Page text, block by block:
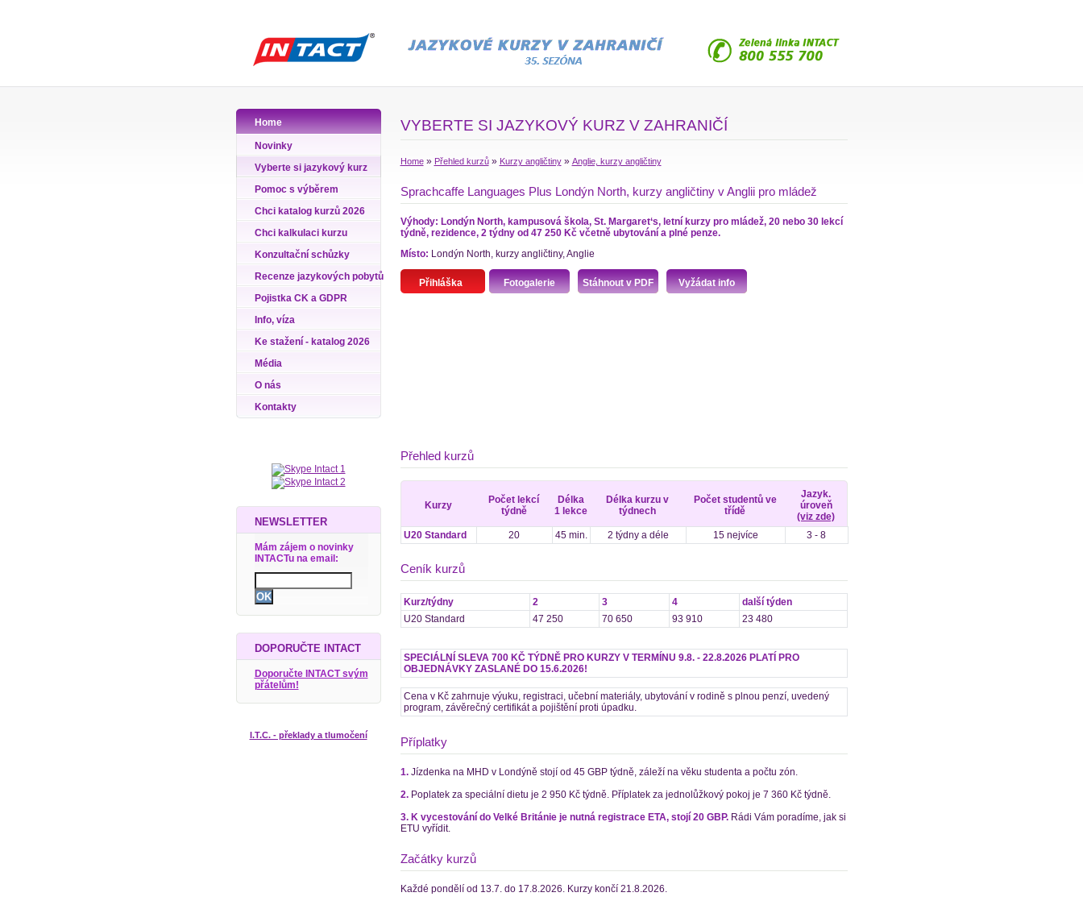
Home
Novinky
Vyberte si jazykový kurz
Pomoc s výběrem
Chci katalog kurzů 2026
Chci kalkulaci kurzu
Konzultační schůzky
Recenze jazykových pobytů
Pojistka CK a GDPR
Info, víza
Ke stažení - katalog 2026
Média
O nás
Kontakty
NEWSLETTER
Mám zájem o novinky
INTACTu na email:
DOPORUČTE INTACT
Doporučte INTACT svým
přátelům!
I.T.C. - překlady a tlumočení
VYBERTE SI JAZYKOVÝ KURZ V ZAHRANIČÍ
Home» Přehled kurzů» Kurzy angličtiny» Anglie, kurzy angličtiny
Sprachcaffe Languages Plus Londýn North, kurzy angličtiny v Anglii pro mládež
Výhody: Londýn North, kampusová škola, St. Margaret‘s, letní kurzy pro mládež, 20 nebo 30 lekcí
týdně, rezidence, 2 týdny od 47 250 Kč včetně ubytování a plné penze.
Místo: Londýn North, kurzy angličtiny, Anglie
Přihláška Fotogalerie Stáhnout v PDF Vyžádat info
Přehled kurzů
Kurzy
Počet lekcí
týdně
Délka
1 lekce
Délka kurzu v
týdnech
Počet studentů ve
třídě
Jazyk.
úroveň
(viz zde)
U20 Standard
20 45 min. 2 týdny a déle 15 nejvíce 3 - 8
Ceník kurzů
Kurz/týdny 2 3 4
další týden
U20 Standard
47 250 70 650 93 910 23 480
SPECIÁLNÍ SLEVA 700 KČ TÝDNĚ PRO KURZY V TERMÍNU 9.8. - 22.8.2026 PLATÍ PRO
OBJEDNÁVKY ZASLANÉ DO 15.6.2026!
Cena v Kč zahrnuje výuku, registraci, učební materiály, ubytování v rodině s plnou penzí, uvedený
program, závěrečný certifikát a pojištění proti úpadku.
Příplatky
1.Jízdenka na MHD v Londýně stojí od 45 GBP týdně, záleží na věku studenta a počtu zón.
2.Poplatek za speciální dietu je 2 950 Kč týdně. Příplatek za jednolůžkový pokoj je 7 360 Kč týdně.
3. K vycestování do Velké Británie je nutná registrace ETA, stojí 20 GBP.Rádi Vám poradíme, jak si
ETU vyřídit.
Začátky kurzů
Každé pondělí od 13.7. do 17.8.2026. Kurzy končí 21.8.2026.